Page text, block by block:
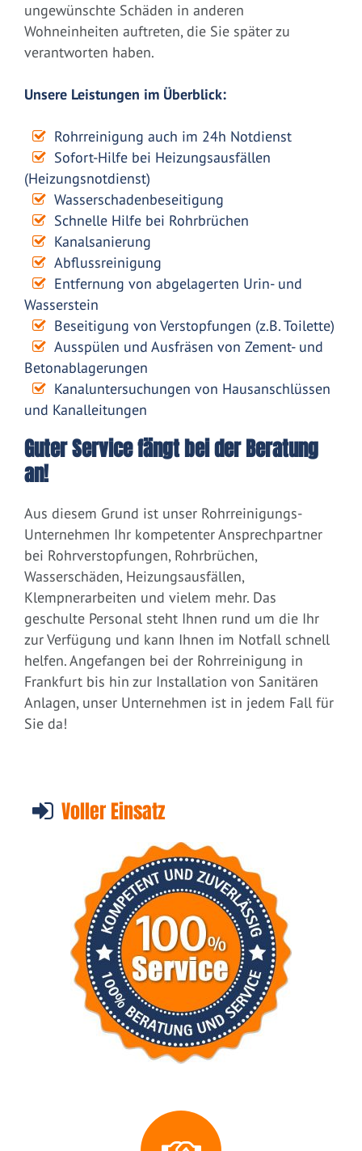
ungewünschte Schäden in anderen
Wohneinheiten auftreten, die Sie später zu
verantworten haben.
Unsere Leistungen im Überblick:
Rohrreinigung auch im 24h Notdienst
Sofort-Hilfe bei Heizungsausfällen
(Heizungsnotdienst)
Wasserschadenbeseitigung
Schnelle Hilfe bei Rohrbrüchen
Kanalsanierung
Abflussreinigung
Entfernung von abgelagerten Urin- und
Wasserstein
Beseitigung von Verstopfungen (z.B. Toilette)
Ausspülen und Ausfräsen von Zement- und
Betonablagerungen
Kanaluntersuchungen von Hausanschlüssen
und Kanalleitungen
Guter Service fängt bei der Beratung
an!
Aus diesem Grund ist unser Rohrreinigungs-
Unternehmen Ihr kompetenter Ansprechpartner
bei Rohrverstopfungen, Rohrbrüchen,
Wasserschäden, Heizungsausfällen,
Klempnerarbeiten und vielem mehr. Das
geschulte Personal steht Ihnen rund um die Ihr
zur Verfügung und kann Ihnen im Notfall schnell
helfen. Angefangen bei der Rohrreinigung in
Frankfurt bis hin zur Installation von Sanitären
Anlagen, unser Unternehmen ist in jedem Fall für
Sie da!
Voller Einsatz